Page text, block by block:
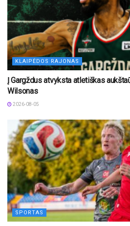
KLAIPĖDOS RAJONAS
Į Gargždus atvyksta atletiškas
Wilsonas
2026-08-05
SPORTAS